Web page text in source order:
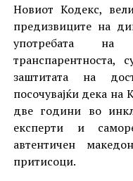
Новиот Кодекс,
предизвиците на
употребата на
заштитата на
посочувајќи дека на
две години во
експерти и
автентичен
притисоци.